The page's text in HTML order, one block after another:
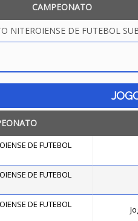
CAMPEONATO
NITEROIENSE DE FUTEBOL
DE FUTEBOL
DE FUTEBOL
DE FUTEBOL